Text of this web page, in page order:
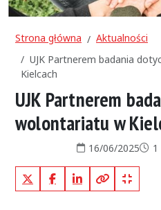
Strona główna
Aktualności
UJK Partnerem badania
Kielcach
UJK Partnerem
wolontariatu w
Data publikacji:
16/06/2025
X (Twitter)FacebookLinkedInKopiuj pełny
Kopiuj